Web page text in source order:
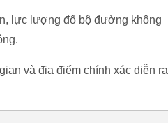
lực lượng đổ bộ đường không
và địa điểm chính xác diễn ra